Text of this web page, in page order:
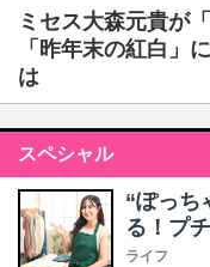
ミセス大森元貴が
「昨年末の紅白」
は
スペシャル
“ぽっち
る！プ
ライフ